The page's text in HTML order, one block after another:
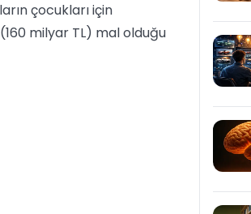
çocukları için
milyar TL) mal olduğu